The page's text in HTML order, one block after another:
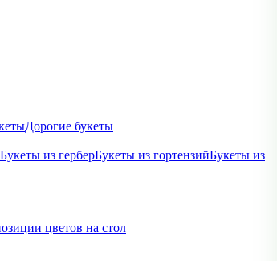
Дорогие букеты
Букеты из герберБукеты из гортензийБукеты из
цветов на стол